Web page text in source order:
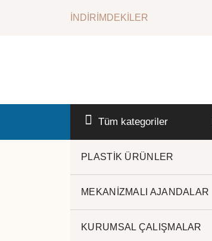
İNDİRİMDEKİLER
Tüm kategoriler
PLASTİK ÜRÜNLER
MEKANİZMALI AJANDALAR
KURUMSAL ÇALIŞMALAR